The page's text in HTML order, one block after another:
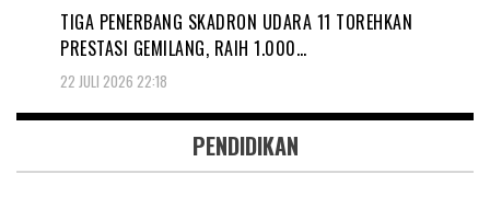
TIGA PENERBANG SKADRON UDARA 11 TOREHKAN
PRESTASI GEMILANG, RAIH 1.000…
22 JULI 2026 22:18
PENDIDIKAN